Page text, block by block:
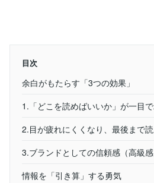
目次
余白がもたらす「3つの効果」
1.「どこを読めばいいか」が一目
2.目が疲れにくくなり、最後まで
3.ブランドとしての信頼感（高級
情報を「引き算」する勇気